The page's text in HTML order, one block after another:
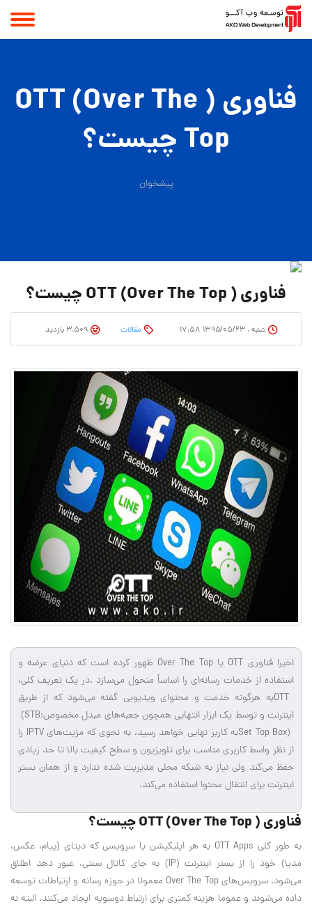
فناوری ( OTT (Over The
Top چیست؟
پیشخوان
فناوری ( OTT (Over The Top چیست؟
شنبه , ۱۳۹۵/۰۵/۲۳ ۱۷:۵۸ مقالات
اخیرا فناوری OTT یا Over The Top ظهور کرده است که دنیای عرضه و
استفاده از خدمات رسانه‌ای را اساساً متحول می‌سازد .در یک تعریف کلی،
OTTبه هرگونه خدمت و محتوای ویدیویی گفته می‌شود که از طریق
اینترنت و توسط یک ابزار انتهایی همچون جعبه‌های مبدل مخصوص(STB:
Set Top Box)به کاربر نهایی خواهد رسید، به نحوی که مزیت‌هایIPTV را
از نظر واسط کاربری مناسب برای تلویزیون و سطح کیفیت بالا تا حد زیادی
حفظ می‌کند ولی نیاز به شبکه محلی مدیریت شده ندارد و از همان بستر
اینترنت برای انتقال محتوا استفاده می‌کند.
فناوری ( OTT (Over The Top چیست؟
به طور کلی OTT Apps به هر اپلیکیشن یا سرویسی که دیتای (پیام، عکس،
مدیا) خود را از بستر اینترنت (IP) به جای کانال سنتی، عبور دهد اطلاق
می‌شود. سرویس‌های Over The Top معمولا در حوزه رسانه و ارتباطات توسعه
داده می‌شوند و عموما هزینه کمتری برای ارتباط دوسویه ایجاد می‌کنند. البته نه